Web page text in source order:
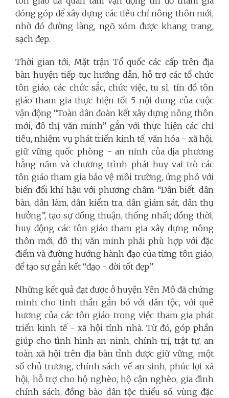
đóng góp để xây dựng các tiêu chí nông thôn mới,
nhờ đó đường làng, ngõ xóm được khang trang,
sạch đẹp.
Thời gian tới, Mặt trận Tổ quốc các cấp trên địa
bàn huyện tiếp tục hướng dẫn, hỗ trợ các tổ chức
tôn giáo, các chức sắc, chức việc, tu sĩ, tín đồ tôn
giáo tham gia thực hiện tốt 5 nội dung của cuộc
vận động “Toàn dân đoàn kết xây dựng nông thôn
mới, đô thị văn minh” gắn với thực hiện các chỉ
tiêu, nhiệm vụ phát triển kinh tế, văn hóa - xã hội,
giữ vững quốc phòng - an ninh của địa phương
hằng năm và chương trình phát huy vai trò các
tôn giáo tham gia bảo vệ môi trường, ứng phó với
biến đổi khí hậu với phương châm “Dân biết, dân
bàn, dân làm, dân kiểm tra, dân giám sát, dân thụ
hưởng”, tạo sự đồng thuận, thống nhất; đồng thời,
huy động các tôn giáo tham gia xây dựng nông
thôn mới, đô thị văn minh phải phù hợp với đặc
điểm và đường hướng hành đạo của từng tôn giáo,
để tạo sự gắn kết “đạo - đời tốt đẹp”.
Những kết quả đạt được ở huyện Yên Mô đã chứng
minh cho tinh thần gắn bó với dân tộc, với quê
hương của các tôn giáo trong việc tham gia phát
triển kinh tế - xã hội tỉnh nhà. Từ đó, góp phần
giúp cho tình hình an ninh, chính trị, trật tự, an
toàn xã hội trên địa bàn tỉnh được giữ vững; một
số chủ trương, chính sách về an sinh, phúc lợi xã
hội, hỗ trợ cho hộ nghèo, hộ cận nghèo, gia đình
chính sách, đồng bào dân tộc thiểu số, vùng đặc